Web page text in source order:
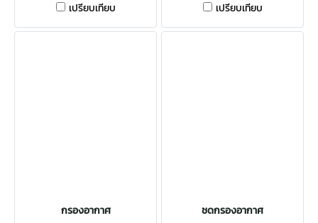
เปรียบเทียบ เปรียบเทียบ
กรองอากาศ
ชดกรองอากาศ